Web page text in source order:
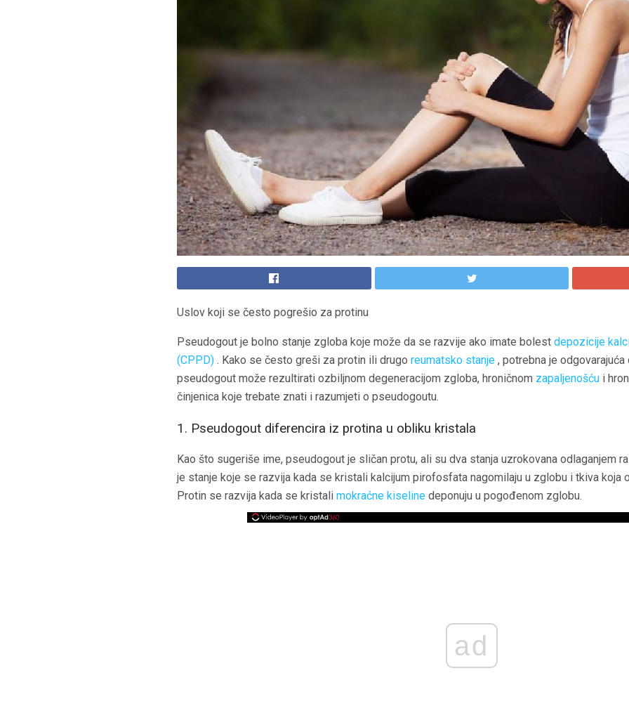
Uslov koji se često pogrešio za protinu
Pseudogout je bolno stanje zgloba koje može da se razvije ako imate bolest depozicije
(CPPD) . Kako se često greši za protin ili drugo reumatsko stanje , potrebna je
pseudogout može rezultirati ozbiljnom degeneracijom zgloba, hroničnom zapaljenošću i
činjenica koje trebate znati i razumjeti o pseudogoutu.
1. Pseudogout diferencira iz protina u obliku kristala
Kao što sugeriše ime, pseudogout je sličan protu, ali su dva stanja uzrokovana odlaganjem
je stanje koje se razvija kada se kristali kalcijum pirofosfata nagomilaju u zglobu i tkiva koja
Protin se razvija kada se kristali mokraćne kiseline deponuju u pogođenom zglobu.
ad